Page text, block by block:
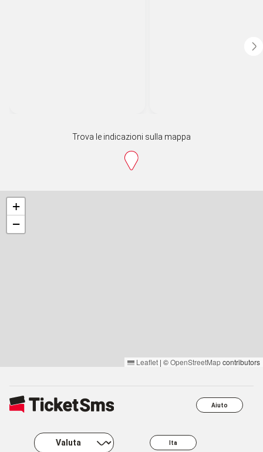
Trova le indicazioni sulla mappa
+
−
Leaflet | ©OpenStreetMapcontributors
Ita
Aiuto